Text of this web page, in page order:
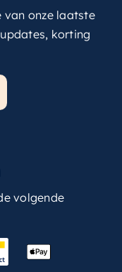
van onze laatste
korting
volgende